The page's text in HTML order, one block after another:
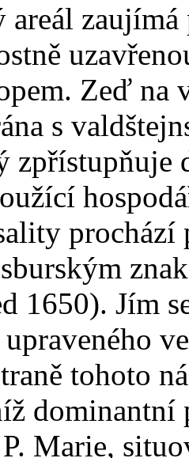
areál
Zeď na
s
zpřístupňuje
prochází
1650). Jím
tohoto
dominantní
Marie,